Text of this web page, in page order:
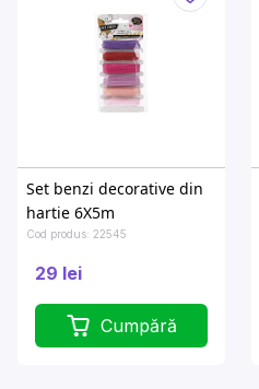
Set benzi decorative din
hartie 6X5m
Cod produs: 22545
29 lei
Cumpără